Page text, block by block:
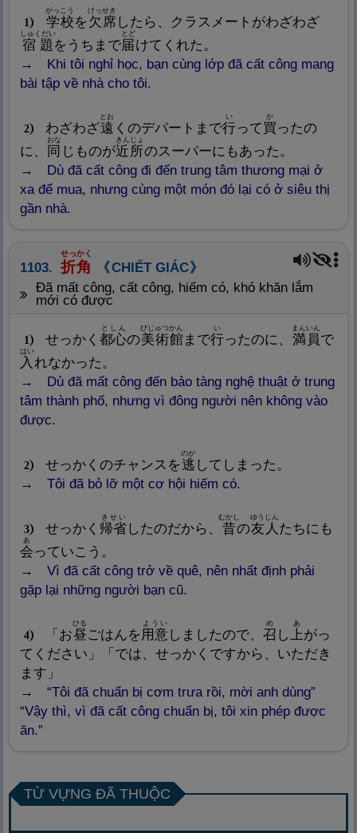
1 学校
がっこう
を 欠 席
けっせき
したら、クラスメートがわざわざ
宿 題
しゅくだい
をうちまで届
とど
けてくれた。
Khi tôi nghỉ học, bạn cùng lớp đã cất công mang
bài tập về nhà cho tôi.
2 わざわざ遠
とお
くのデパートまで行
い
って買
か
ったの
に、
同
giống nhau
おな
じものが近所
きんじょ
のスーパーにもあった。
Dù đã cất công đi đến trung tâm thương mại ở
xa để mua, nhưng cùng một món đó lại có ở siêu thị
gần nhà.
1103. 折角
せっかく
CHIẾT GIÁC
đã mất công, cất công, hiếm có, khó khăn lắm
mới có được
1 せっかく都心
としん
の美術館
びじゅつかん
まで行
い
ったのに、 満 員
まんいん
で
入
はい
れなかった。
Dù đã mất công đến bảo tàng nghệ thuật ở trung
tâm thành phố, nhưng vì đông người nên không vào
được.
2 せっかくのチャンスを逃
のが
してしまった。
Tôi đã bỏ lỡ một cơ hội hiếm có.
3 せっかく 帰省
きせい
したのだから、 昔
むかし
の友 人
ゆうじん
たちにも
会
あ
っていこう。
Vì đã cất công trở về quê, nên nhất định phải
gặp lại những người bạn cũ.
4 「お昼
ひる
ごはんを用意
ようい
しましたので、召
め
し上
あ
がっ
てください」「では、せっかくですから、いただき
ます」
“Tôi đã chuẩn bị cơm trưa rồi, mời anh dùng”
“Vậy thì, vì đã cất công chuẩn bị, tôi xin phép được
ăn.”
TỪ VỰNG ĐÃ THUỘC